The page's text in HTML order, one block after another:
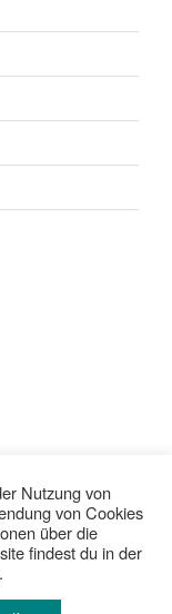
Nutzung von
von Cookies
über die
findest du in der